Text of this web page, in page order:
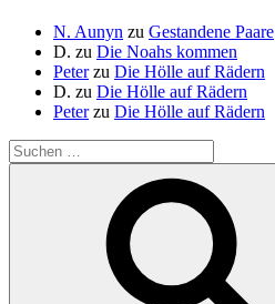
N. Aunyn zu Gestandene Paare
D. zu Die Noahs kommen
Peterzu Die Hölle auf Rädern
D. zu Die Hölle auf Rädern
Peterzu Die Hölle auf Rädern
Suche
nach: